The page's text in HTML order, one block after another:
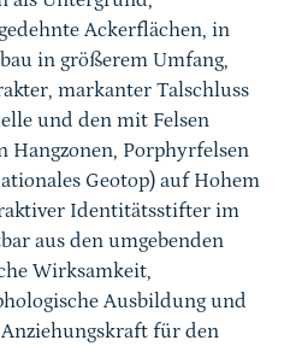
Ackerflächen, in
in größerem Umfang,
markanter Talschluss
und den mit Felsen
Hangzonen, Porphyrfelsen
Geotop) auf Hohem
Identitätsstifter im
aus den umgebenden
Wirksamkeit,
Ausbildung und
für den